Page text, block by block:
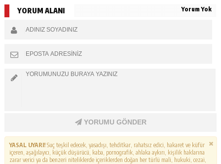
YORUM ALANI Yorum Yok
YORUMU GÖNDER
YASAL UYARI!Suç teşkil edecek, yasadışı, tehditkar, rahatsız edici, hakaret ve küfür
içeren, aşağılayıcı, küçük düşürücü, kaba, pornografik, ahlaka aykırı, kişilik haklarına
zarar verici ya da benzeri niteliklerde içeriklerden doğan her türlü mali, hukuki, cezai,